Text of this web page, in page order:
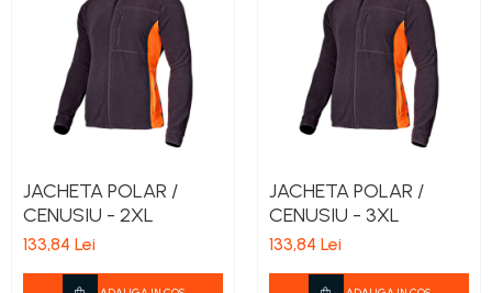
JACHETA POLAR /
CENUSIU - 2XL
133,84 Lei
JACHETA POLAR /
CENUSIU - 3XL
133,84 Lei